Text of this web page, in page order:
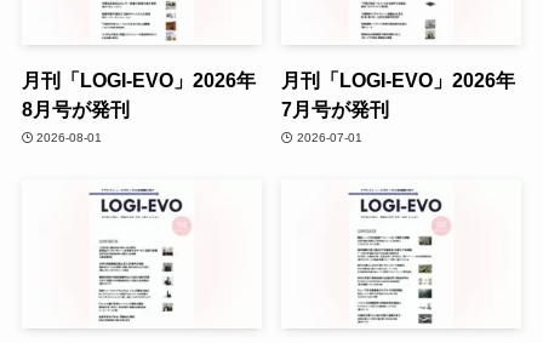
月刊「LOGI-EVO」2026年
8月号が発刊
2026-08-01
月刊「LOGI-EVO」2026年
7月号が発刊
2026-07-01